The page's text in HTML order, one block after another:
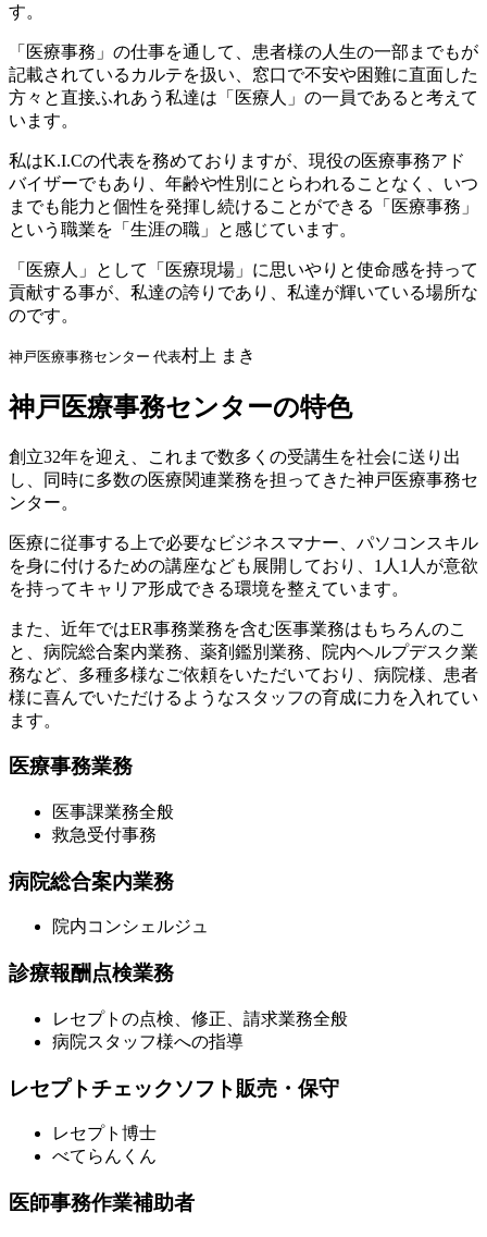
す。
「医療事務」の仕事を通して、患者様の人生の一部までもが
記載されているカルテを扱い、窓口で不安や困難に直面した
方々と直接ふれあう私達は「医療人」の一員であると考えて
います。
私はK.I.Cの代表を務めておりますが、現役の医療事務アド
バイザーでもあり、年齢や性別にとらわれることなく、いつ
までも能力と個性を発揮し続けることができる「医療事務」
という職業を「生涯の職」と感じています。
「医療人」として「医療現場」に思いやりと使命感を持って
貢献する事が、私達の誇りであり、私達が輝いている場所な
のです。
神戸医療事務センター 代表村上 まき
神戸医療事務センターの特色
創立32年を迎え、これまで数多くの受講生を社会に送り出
し、同時に多数の医療関連業務を担ってきた神戸医療事務セ
ンター。
医療に従事する上で必要なビジネスマナー、パソコンスキル
を身に付けるための講座なども展開しており、1人1人が意欲
を持ってキャリア形成できる環境を整えています。
また、近年ではER事務業務を含む医事業務はもちろんのこ
と、病院総合案内業務、薬剤鑑別業務、院内ヘルプデスク業
務など、多種多様なご依頼をいただいており、病院様、患者
様に喜んでいただけるようなスタッフの育成に力を入れてい
ます。
医療事務業務
医事課業務全般
救急受付事務
病院総合案内業務
院内コンシェルジュ
診療報酬点検業務
レセプトの点検、修正、請求業務全般
病院スタッフ様への指導
レセプトチェックソフト販売・保守
レセプト博士
べてらんくん
医師事務作業補助者